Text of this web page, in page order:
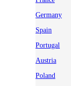
Germany
Spain
Portugal
Austria
Poland